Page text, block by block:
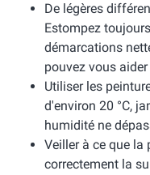
De légères
Estompez
démarcations
pouvez vous
Utiliser les
d'environ 20 °C,
humidité ne
Veiller à ce que la
correctement la